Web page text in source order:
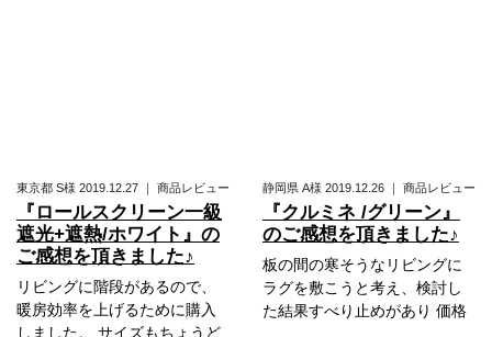
東京都 S様 2019.12.27 ｜ 商品レビュー
『ロールスクリーン一級
遮光+遮熱/ホワイト』の
ご感想を頂きました♪
リビングに階段があるので、
暖房効率を上げるために購入
しました。 サイズもちょうど
静岡県 A様 2019.12.26 ｜ 商品レビュー
『クルミネ /グリーン』
のご感想を頂きました♪
板の間の寒そうなリビングに
ラグを敷こうと考え、検討し
た結果すべり止めがあり 価格